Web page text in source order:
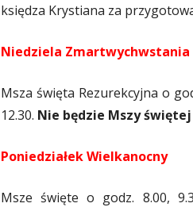
księdza Krystiana za
Niedziela Zmartwychwstania
Msza święta Rezurekcyjna o
12.30. Nie będzie Mszy
Poniedziałek Wielkanocny
Msze święte o godz. 8.00,